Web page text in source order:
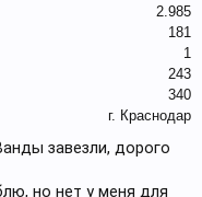
2.985
181
1
243
340
г. Краснодар
завезли, дорого
но нет у меня для